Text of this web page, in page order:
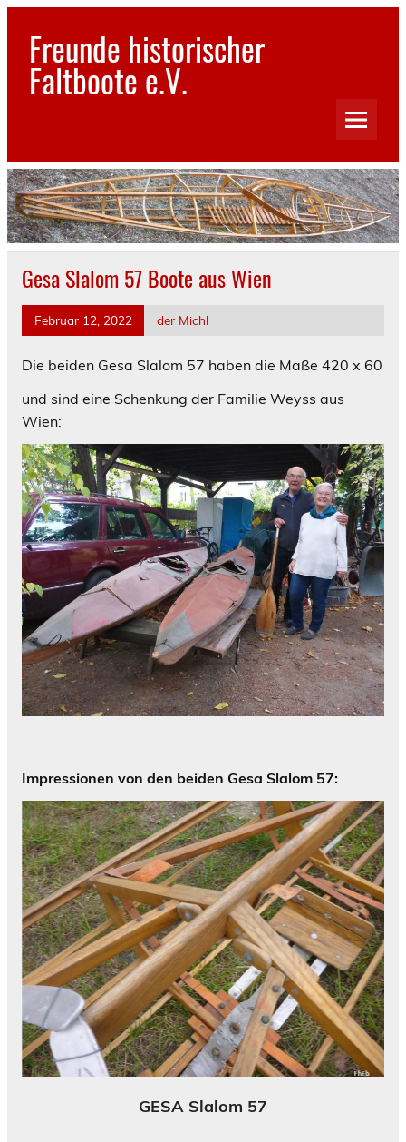
Skip
contentFreunde historischer
Faltboote e.V.
Bilder und Geschichten aus dem Reich der Faltboote
Gesa Slalom 57 Boote aus Wien
Februar 12, 2022 der Michl
Die beiden Gesa Slalom 57 haben die Maße 420 x 60
und sind eine Schenkung der Familie Weyss aus
Wien:
Impressionen von den beiden Gesa Slalom 57:
GESA Slalom 57